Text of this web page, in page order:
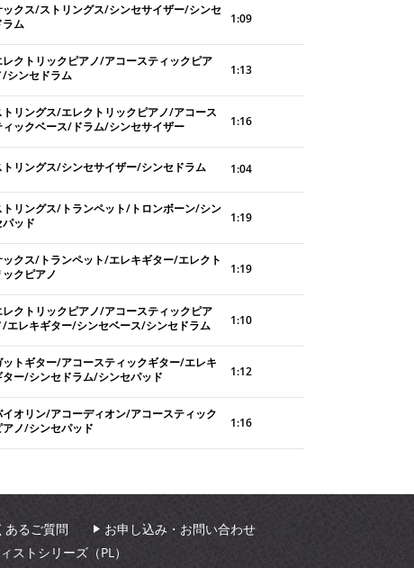
ックス/ストリングス/シンセサイザー/シンセ
ラム
1:09
レクトリックピアノ/アコースティックピア
/シンセドラム
1:13
トリングス/エレクトリックピアノ/アコース
ィックベース/ドラム/シンセサイザー
1:16
トリングス/シンセサイザー/シンセドラム 1:04
トリングス/トランペット/トロンボーン/シン
パッド
1:19
ックス/トランペット/エレキギター/エレクト
ックピアノ
1:19
レクトリックピアノ/アコースティックピア
/エレキギター/シンセベース/シンセドラム
1:10
ットギター/アコースティックギター/エレキ
ター/シンセドラム/シンセパッド
1:12
イオリン/アコーディオン/アコースティック
アノ/シンセパッド
1:16
あるご質問
お申し込み・お問い合わせ
ストシリーズ（PL）